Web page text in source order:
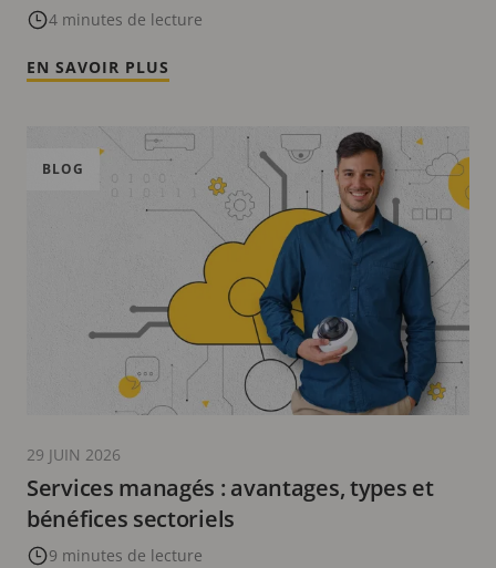
4 minutes de lecture
EN SAVOIR PLUS
Services managés : avantages, types et
bénéfices sectoriels
9 minutes de lecture
BLOG
29 JUIN 2026